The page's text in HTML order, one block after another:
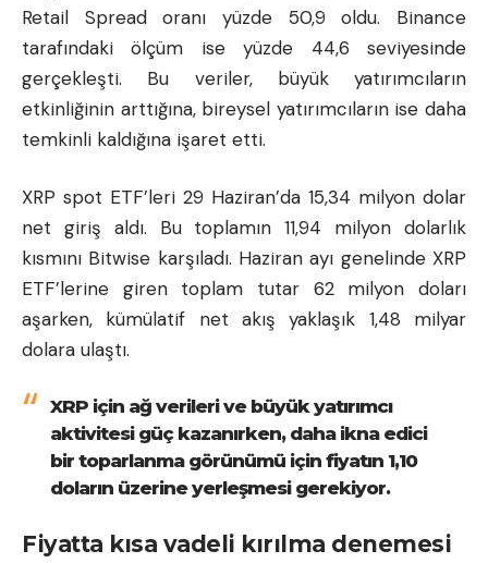
Retail Spread oranı yüzde 50,9 oldu. Binance
tarafındaki ölçüm ise yüzde 44,6 seviyesinde
gerçekleşti. Bu veriler, büyük yatırımcıların
etkinliğinin arttığına, bireysel yatırımcıların ise daha
temkinli kaldığına işaret etti.
XRP spot ETF’leri 29 Haziran’da 15,34 milyon dolar
net giriş aldı. Bu toplamın 11,94 milyon dolarlık
kısmını Bitwise karşıladı. Haziran ayı genelinde XRP
ETF’lerine giren toplam tutar 62 milyon doları
aşarken, kümülatif net akış yaklaşık 1,48 milyar
dolara ulaştı.
XRP için ağ verileri ve büyük yatırımcı
aktivitesi güç kazanırken, daha ikna edici
bir toparlanma görünümü için fiyatın 1,10
doların üzerine yerleşmesi gerekiyor.
Fiyatta kısa vadeli kırılma denemesi